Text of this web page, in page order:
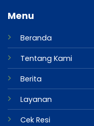
Menu
Beranda
Tentang Kami
Berita
Layanan
Cek Resi